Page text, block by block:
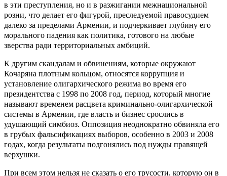
в эти преступления, но и в разжигании межнациональной
розни, что делает его фигурой, преследуемой правосудием
далеко за пределами Армении, и подчеркивает глубину его
морального падения как политика, готового на любые
зверства ради территориальных амбиций.
К другим скандалам и обвинениям, которые окружают
Кочаряна плотным кольцом, относятся коррупция и
установление олигархического режима во время его
президентства с 1998 по 2008 год, период, который многие
называют временем расцвета криминально-олигархической
системы в Армении, где власть и бизнес срослись в
удушающий симбиоз. Оппозиция неоднократно обвиняла его
в грубых фальсификациях выборов, особенно в 2003 и 2008
годах, когда результаты подгонялись под нужды правящей
верхушки.
При всем этом нельзя не сказать о его трусости, которую он в